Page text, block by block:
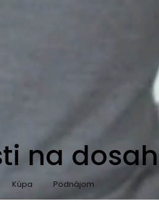
na dosah
Kúpa Podnájom